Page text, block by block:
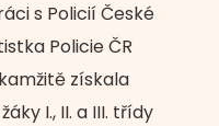
s Policií České
Policie ČR
získala
I., II. a III. třídy